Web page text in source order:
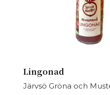
Lingonad
Järvsö Gröna och